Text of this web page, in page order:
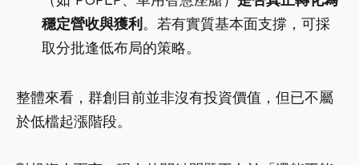
穩定營收與獲利 。若有實質基本面支撐，可採
取分批逢低布局的策略。
整體來看，群創目前並非沒有投資價值，但已不屬
於低檔起漲階段。